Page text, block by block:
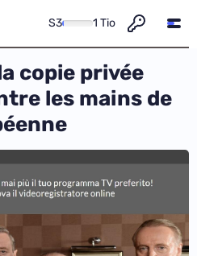
S3 1 Tio
copie privée
les mains de